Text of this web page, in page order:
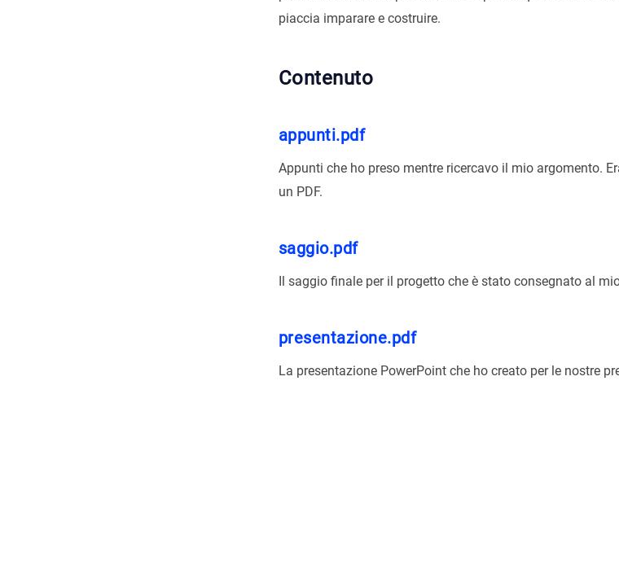
piaccia imparare e costruire.
Contenuto
appunti.pdf
Appunti che ho preso mentre ricercavo il mio argomento.
un PDF.
saggio.pdf
Il saggio finale per il progetto che è stato consegnato al
presentazione.pdf
La presentazione PowerPoint che ho creato per le nostre